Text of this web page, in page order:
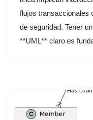
flujos transaccionales
de seguridad. Tener
**UML** claro es